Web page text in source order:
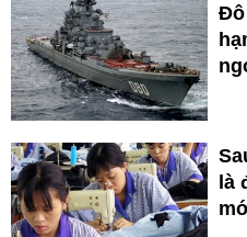
Đô
là